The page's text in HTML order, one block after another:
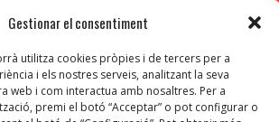
Gestionar el consentiment
utilitza cookies pròpies i de tercers per a
i els nostres serveis, analitzant la seva
web i com interactua amb nosaltres. Per a
premi el botó “Acceptar” o pot configurar o
Flickr
Instagram